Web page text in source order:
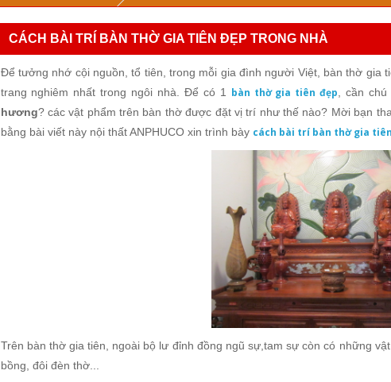
CÁCH BÀI TRÍ BÀN THỜ GIA TIÊN ĐẸP TRONG NHÀ
Để tưởng nhớ cội nguồn, tổ tiên, trong mỗi gia đình người Việt, bàn thờ gia
trang nghiêm nhất trong ngôi nhà. Để có 1 bàn thờ gia tiên đẹp, cần
hương? các vật phẩm trên bàn thờ được đặt vị trí như thế nào? Mời bạn
bằng bài viết này nội thất ANPHUCO xin trình bày cách bài trí bàn thờ gia
Trên bàn thờ gia tiên, ngoài bộ lư đỉnh đồng ngũ sự,tam sự còn có những
bồng, đôi đèn thờ...